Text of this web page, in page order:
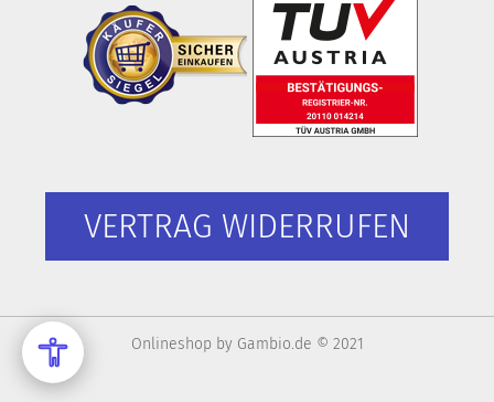
VERTRAG WIDERRUFEN
Onlineshop by Gambio.de © 2021